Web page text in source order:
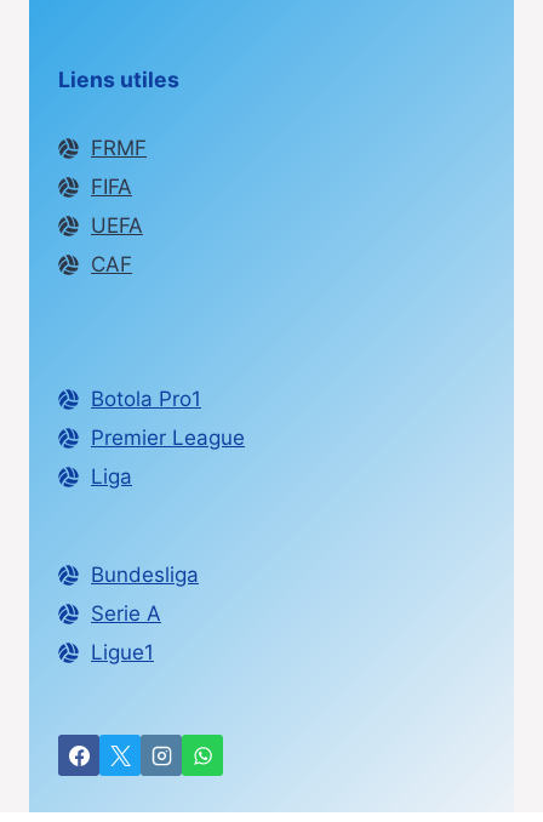
Liens utiles
FRMF
FIFA
UEFA
CAF
Botola Pro1
Premier League
Liga
Bundesliga
Serie A
Ligue1